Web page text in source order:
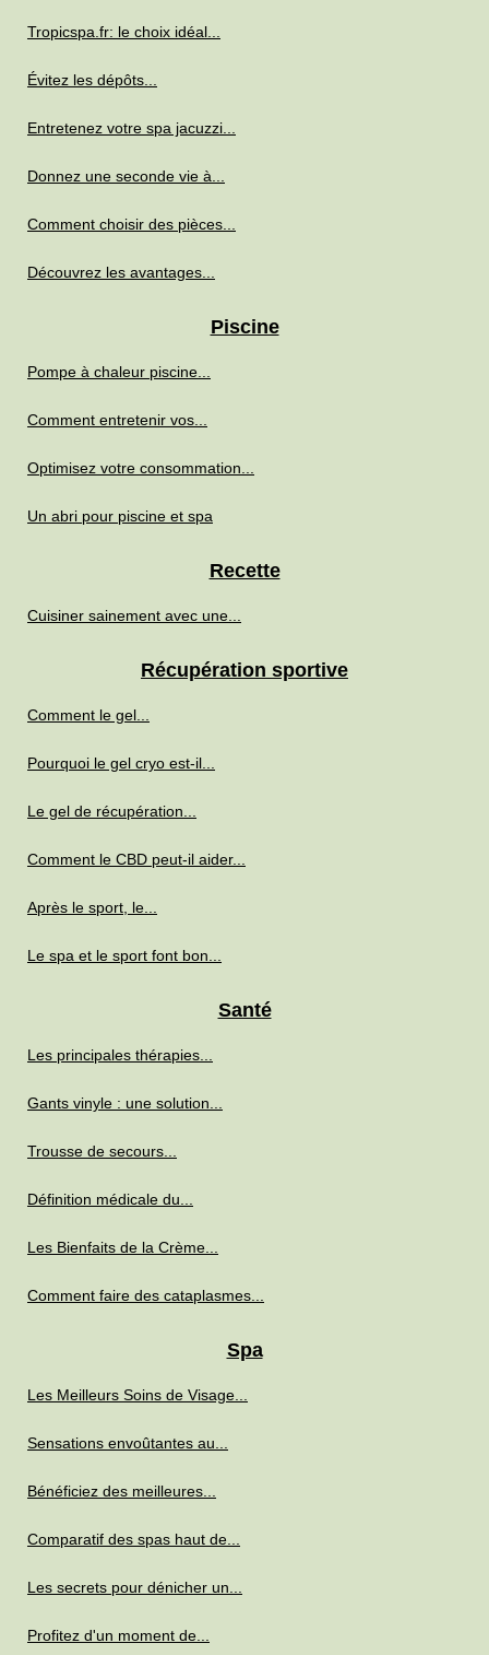
Tropicspa.fr: le choix idéal...
Évitez les dépôts...
Entretenez votre spa jacuzzi...
Donnez une seconde vie à...
Comment choisir des pièces...
Découvrez les avantages...
Piscine
Pompe à chaleur piscine...
Comment entretenir vos...
Optimisez votre consommation...
Un abri pour piscine et spa
Recette
Cuisiner sainement avec une...
Récupération sportive
Comment le gel...
Pourquoi le gel cryo est-il...
Le gel de récupération...
Comment le CBD peut-il aider...
Après le sport, le...
Le spa et le sport font bon...
Santé
Les principales thérapies...
Gants vinyle : une solution...
Trousse de secours...
Définition médicale du...
Les Bienfaits de la Crème...
Comment faire des cataplasmes...
Spa
Les Meilleurs Soins de Visage...
Sensations envoûtantes au...
Bénéficiez des meilleures...
Comparatif des spas haut de...
Les secrets pour dénicher un...
Profitez d'un moment de...